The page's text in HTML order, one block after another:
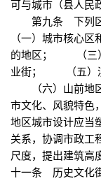
可与城市（县人民
第九条 下列区
（一）城市核心
的地区； （三
业街； （五）滨
（六）山前地
市文化、风貌特
地区城市设计应当
关系，协调市政工
尺度，提出建筑
十一条 历史文化